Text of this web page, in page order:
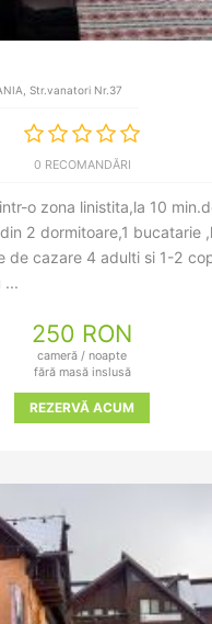
Str.vanatori Nr.37
0 RECOMANDĂRI
o zona linistita,la 10
2 dormitoare,1 bucatarie
de cazare 4 adulti si 1-2
...
250 RON
cameră / noapte
fără masă inslusă
REZERVĂ ACUM